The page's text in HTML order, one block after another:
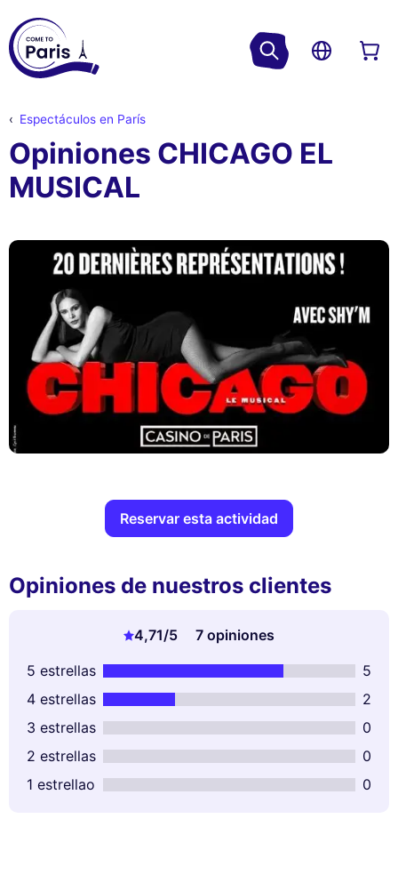
Espectáculos en París
Opiniones CHICAGO EL
MUSICAL
Reservar esta actividad
Opiniones de nuestros clientes
4,71/5
7 opiniones
5 estrellas
5
4 estrellas
2
3 estrellas
0
2 estrellas
0
1 estrellao
0